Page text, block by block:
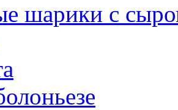
шарики с